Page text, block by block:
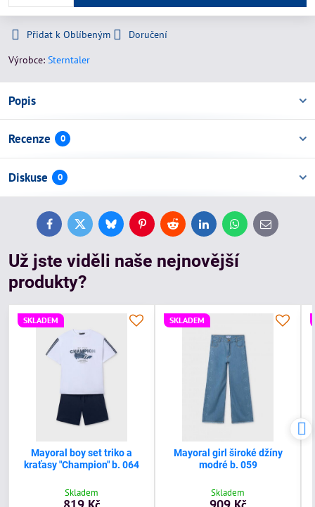
Přidat k Oblíbeným
Doručení
Výrobce: Sterntaler
Popis
Recenze 0
Diskuse 0
FacebookTwitterBlueskyPinterestReddit LinkedInWhatsApp
E-
mail
Už jste viděli naše nejnovější
produkty?
SKLADEM
Mayoral boy set triko a
kraťasy "Champion" b. 064
Skladem
SKLADEM
Mayoral girl široké džíny
modré b. 059
Skladem